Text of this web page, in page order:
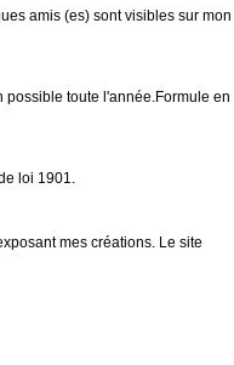
amis (es) sont visibles sur mon
toute l'année.Formule en
loi 1901.
mes créations. Le site